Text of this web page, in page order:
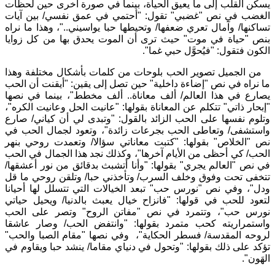
يسكن القلب إلى ما يعيق الحياة، بينما في صورة أخرى حين لحظات
الغضب في نص "غضبي" تقول: "أحتمي في عمق نفسي/ بين آيات
تساكنها/ وآمال تعري ضعفها/ وتحيطها حبا يواسيني.."، وهذا ما نراه
بنص "حياة في موت" حيث ترى أن الموت يحدق بها من كل زوايا
الكون فتقول: "فيُحوَّل حبي غما".
من الجميل تصوير الحب بلوحات من كلمات بأشكال مختلفة وهذا
ما نراه في نص "إضاءة داخلية" حين تصل إلى يقين: "أيقنت أن الحب
يصارع في هذا العالم/ ألف معاناة.. ألف مخطط"، بينما في نصها
"إبحار ذاتي" تتكلم عن المعاناة بقولها: "عانيت الحل وعانيت الكره"،
وتلوم نفسها على الحب الزائد بالقول: "وتبدى لي أن كياني/ صارع
واستشفى/ وتعاطى الحب بجرعات زائدة"، وتعود لجمال الحب في
نص "الخلاص" بقولها: "كتبت معاناتي سؤالا/ وتعمدت روحي بنهر
الحب/ كي أحظى من الأيام آخرها"، وكذلك نجد هذا الجمال في الحب
في نص "العالم يجري" بقولها: "وأنا أتشبث بدقائق من نور أعشقها/
تتخفى تحت وفوق وخلف السرب/ وتأخذني حبا/ وتلقن روحي ما قل
ودل"، وفي نص "نورس حب" تبعد الخيالات التي تتسلل لها أحيانا
لتعود للحب في قولها: "فانزاح خيال يعبث بالدنيا/ ويحيل حياتي
نورس حب"، وتتمرد في نص "مفاتن الروح" وتصر على الحب
واستمراريته كحب متمرد بقولها: "وانتفض الحب/ وصار عاشقا
لروحه المقدسة/ فسطر الحكاية"، وفي نصها "مقام الصبا والحب"
تؤكد على ذلك بقولها: "وتحول في دنياي مقاما/ ينشد حبا ويقاوم في
الهَون".